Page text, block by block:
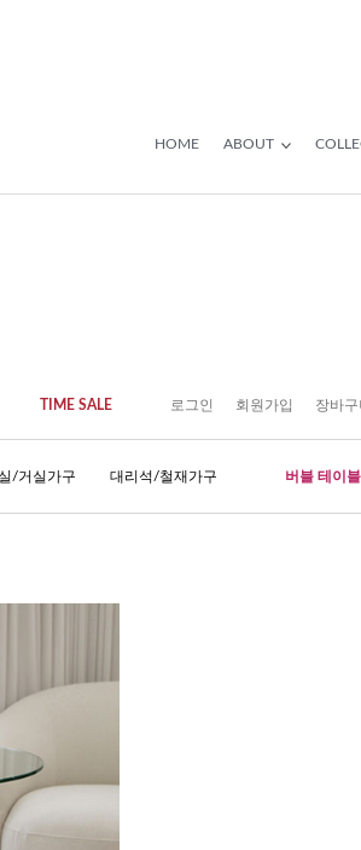
HOME ABOUT
TIME SALE 로그인 회원가입 장바구
/거실가구 대리석/철재가구 버블 테이블